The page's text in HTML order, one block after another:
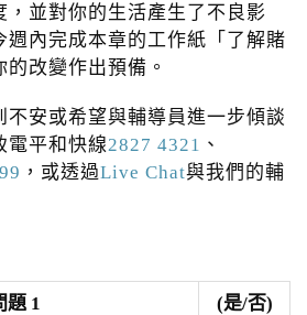
，並對你的生活產生了不良影
週內完成本章的工作紙「了解賭
改變作出預備。
不安或希望與輔導員進一步傾談
電平和快線2827 4321 、
，或透過Live Chat與我們的輔
題 1 (是/否)